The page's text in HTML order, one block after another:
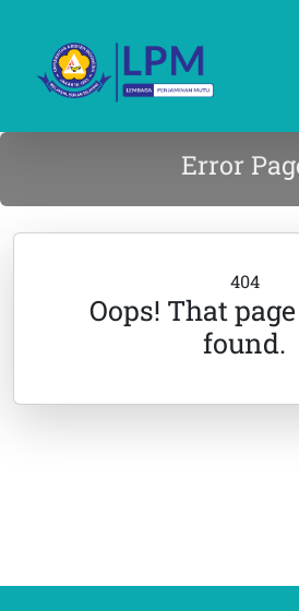
Error
404
Oops! That page
found.